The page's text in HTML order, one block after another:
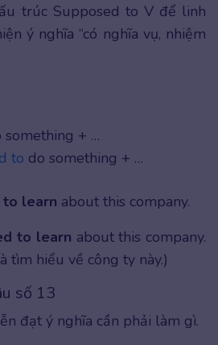
trúc Supposed to V để linh
ý nghĩa “có nghĩa vụ, nhiệm
something + …
to do something + …
to learn about this company.
to learn about this company.
tìm hiểu về công ty này.)
số 13
đạt ý nghĩa cần phải làm gì.